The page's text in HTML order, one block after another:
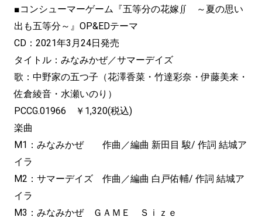
■コンシューマーゲーム『五等分の花嫁∬ ～夏の思い
出も五等分～』OP&EDテーマ
CD：2021年3月24日発売
タイトル：みなみかぜ／サマーデイズ
歌：中野家の五つ子（花澤香菜・竹達彩奈・伊藤美来・
佐倉綾音・ 水瀬いのり）
PCCG.01966 ￥1,320(税込)
楽曲
M1：みなみかぜ 作曲／編曲 新田目 駿/ 作詞 結城ア
イラ
M2：サマーデイズ 作曲／編曲 白戸佑輔/ 作詞 結城ア
イラ
M3：みなみかぜ ＧＡＭＥ Ｓｉｚｅ